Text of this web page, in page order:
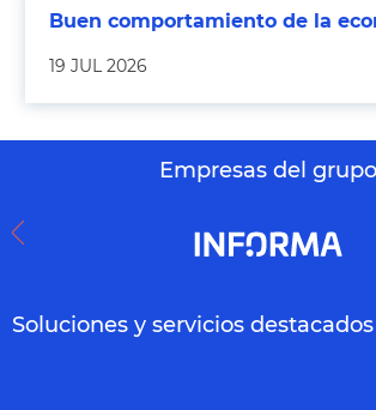
Buen comportamiento de la
19 JUL 2026
Empresas del grupo
Soluciones y servicios destacados